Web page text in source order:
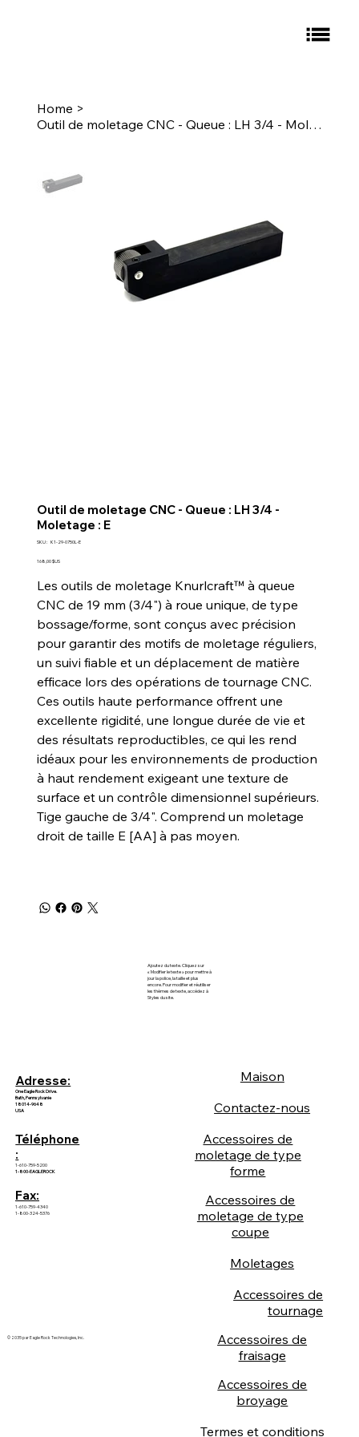
Home >
Outil de moletage CNC - Queue : LH 3/4 - Moletage : E
Outil de moletage CNC - Queue : LH 3/4 -
Moletage : E
SKU : SKU
29-
K1-29-0750L-E
Prix
168,00 $US
Les outils de moletage Knurlcraft™ à queue
CNC de 19 mm (3/4") à roue unique, de type
bossage/forme, sont conçus avec précision
pour garantir des motifs de moletage réguliers,
un suivi fiable et un déplacement de matière
efficace lors des opérations de tournage CNC.
Ces outils haute performance offrent une
excellente rigidité, une longue durée de vie et
des résultats reproductibles, ce qui les rend
idéaux pour les environnements de production
à haut rendement exigeant une texture de
surface et un contrôle dimensionnel supérieurs.
Tige gauche de 3/4". Comprend un moletage
droit de taille E [AA] à pas moyen.
Ajoutez du texte. Cliquez sur
« Modifier le texte » pour mettre à
jour la police, la taille et plus
encore. Pour modifier et réutiliser
les thèmes de texte, accédez à
Styles du site.
Adresse:
One Eagle Rock Drive.
Bath, Pennsylvanie
18014-9648
USA
Téléphone
:
1-610-759-5200
1-800-EAGLEROCK
Fax:
1-610-759-4340
1-800-324-5376
© 2035 par Eagle Rock Technologies, Inc.
Maison
Contactez-nous
Accessoires de
moletage de type
forme
Accessoires de
moletage de type
coupe
Moletages
Accessoires de
tournage
Accessoires de
fraisage
Accessoires de
broyage
Termes et conditions